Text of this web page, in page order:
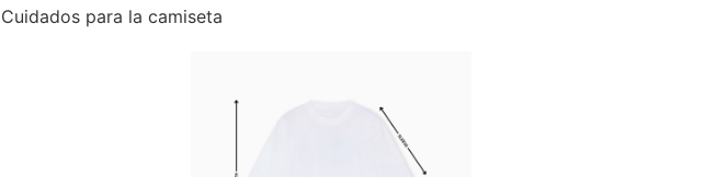
Cuidados para la camiseta